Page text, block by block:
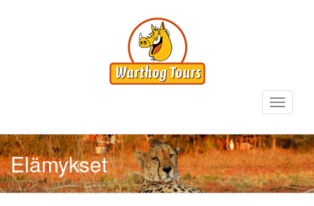
Toggle
Elämykset